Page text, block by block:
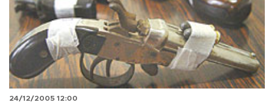
24/12/2005 12:00